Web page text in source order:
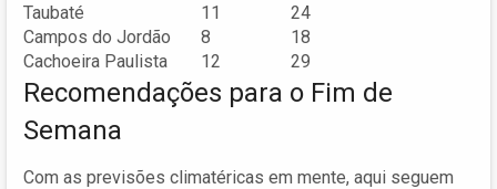
Taubaté
11
24
Campos do Jordão
8
18
Cachoeira Paulista
12 29
Recomendações para o Fim de
Semana
Com as previsões climatéricas em mente, aqui seguem